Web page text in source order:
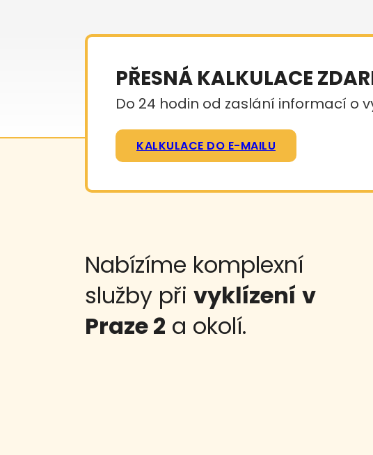
PŘESNÁ KALKULACE
Do 24 hodin od zaslání informací o
KALKULACE DO E-MAILU
Nabízíme komplexní
služby při vyklízení v
Praze 2 a okolí.